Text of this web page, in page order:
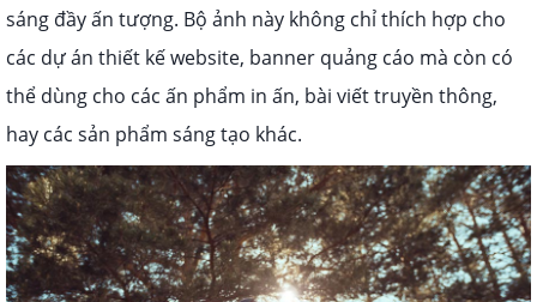
sáng đầy ấn tượng. Bộ ảnh này không chỉ thích hợp cho
các dự án thiết kế website, banner quảng cáo mà còn có
thể dùng cho các ấn phẩm in ấn, bài viết truyền thông,
hay các sản phẩm sáng tạo khác.